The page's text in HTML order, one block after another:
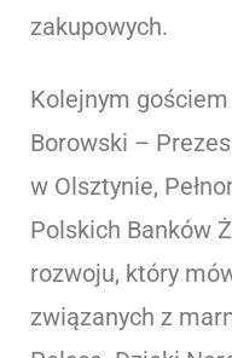
zakupowych.
Kolejnym
Borowski –
w Olsztynie,
Polskich Banków
rozwoju, który
związanych z